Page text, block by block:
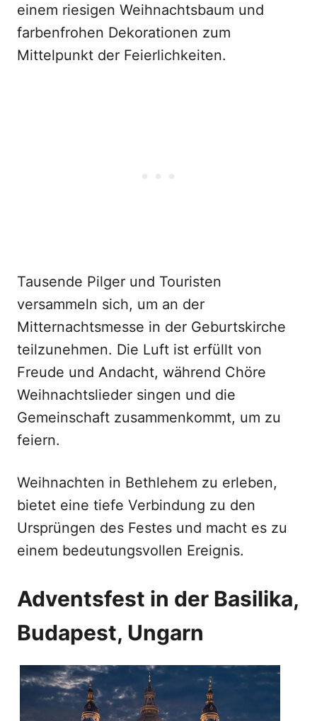
einem riesigen Weihnachtsbaum und
farbenfrohen Dekorationen zum
Mittelpunkt der Feierlichkeiten.
Tausende Pilger und Touristen
versammeln sich, um an der
Mitternachtsmesse in der Geburtskirche
teilzunehmen. Die Luft ist erfüllt von
Freude und Andacht, während Chöre
Weihnachtslieder singen und die
Gemeinschaft zusammenkommt, um zu
feiern.
Weihnachten in Bethlehem zu erleben,
bietet eine tiefe Verbindung zu den
Ursprüngen des Festes und macht es zu
einem bedeutungsvollen Ereignis.
Adventsfest in der Basilika,
Budapest, Ungarn